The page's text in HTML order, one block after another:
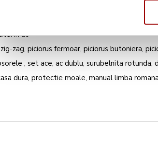
in ac
zag, piciorus fermoar, piciorus butoniera,
, set ace, ac dublu, surubelnita
dura, protectie moale, manual limba